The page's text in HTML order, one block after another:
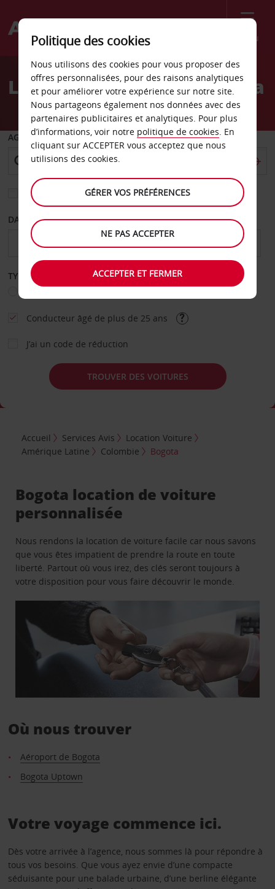
Menu
Welcome
AvisLocation de voiture Bogota
AGENCE DE DÉPART
Sélectionnez une autre agence de retour
DATE DE DÉPART DATE DE RETOUR
TYPE DE LOCATION
Conducteur âgé de plus de 25 ans
J’ai un code de réduction
TROUVER DES VOITURES
Accueil Services Avis
Location Voiture
Amérique Latine
Colombie Bogota
Bogota location de voiture
personnalisée
Nous rendons la location de voiture facile car nous savons
que vous êtes impatient de prendre la route en toute
liberté. Partout où vous irez, des clés seront toujours à
votre disposition pour vous faire découvrir le monde.
Où nous trouver
Aéroport de Bogota
Bogota Uptown
Votre voyage commence ici.
Dès votre arrivée à l’agence, nous sommes là pour répondre à
tous vos besoins. Que vous ayez envie d’une compacte
séduisante pour une balade urbaine, d’une berline élégante
Politique des cookies
Nous utilisons des cookies pour vous proposer des
offres personnalisées, pour des raisons analytiques
et pour améliorer votre expérience sur notre site.
Nous partageons également nos données avec des
partenaires publicitaires et analytiques. Pour plus
d’informations, voir notre politique de cookies. En
cliquant sur ACCEPTER vous acceptez que nous
utilisions des cookies.
GÉRER VOS PRÉFÉRENCES
NE PAS ACCEPTER
ACCEPTER ET FERMER